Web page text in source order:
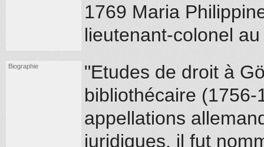
1769 Maria
lieutenant-colonel
Biographie
"Etudes de droit à
bibliothécaire
appellations
juridiques, il fut